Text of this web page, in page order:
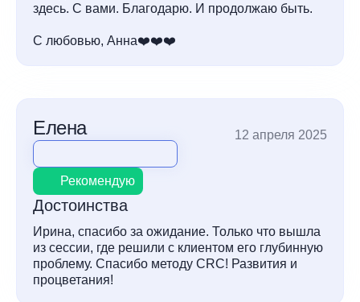
здесь. С вами. Благодарю. И продолжаю быть.
С любовью, Анна❤️❤️❤️
Елена 12 апреля 2025
Рекомендую
Достоинства
Ирина, спасибо за ожидание. Только что вышла
из сессии, где решили с клиентом его глубинную
проблему. Спасибо методу CRC! Развития и
процветания!